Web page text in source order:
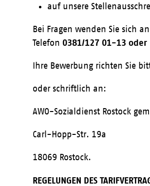
auf unsere
Bei Fragen wenden Sie sich
Telefon 0381/127 01-13 oder
Ihre Bewerbung richten Sie
oder schriftlich an:
AWO-Sozialdienst Rostock
Carl-Hopp-Str. 19a
18069 Rostock.
REGELUNGEN DES